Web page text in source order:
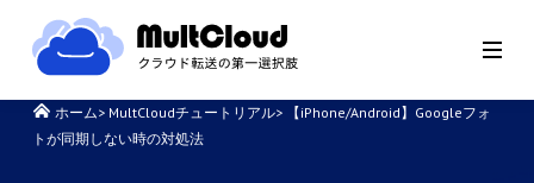
ホーム> MultCloudチュートリアル>
【iPhone/Android】Googleフォ
トが同期しない時の対処法